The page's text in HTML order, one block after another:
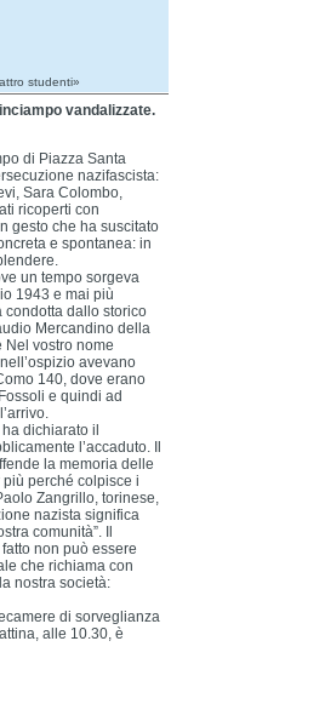
studenti»
vandalizzate.
di Piazza Santa
nazifascista:
Sara Colombo,
ricoperti con
gesto che ha suscitato
e spontanea: in
un tempo sorgeva
1943 e mai più
condotta dallo storico
Mercandino della
Nel vostro nome
avevano
140, dove erano
e quindi ad
dichiarato il
l’accaduto. Il
la memoria delle
più perché colpisce i
Zangrillo, torinese,
nazista significa
comunità”. Il
non può essere
che richiama con
nostra società:
di sorveglianza
alle 10.30, è